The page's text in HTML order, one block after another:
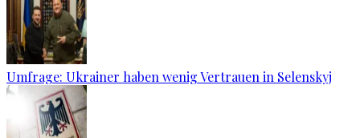
Umfrage: Ukrainer haben wenig Vertrauen in Selenskyj